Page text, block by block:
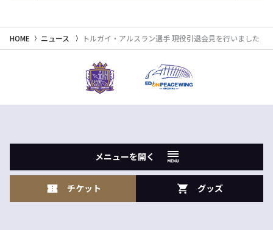
HOME ニュース トルガイ・アルスラン選手 現役引退会見を行いました
メニューを開く
チケット グッズ